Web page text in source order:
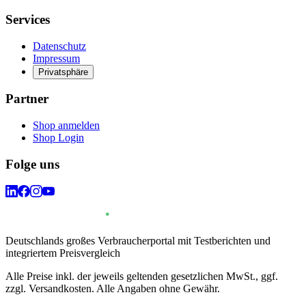
Services
Datenschutz
Impressum
Privatsphäre
Partner
Shop anmelden
Shop Login
Folge uns
Deutschlands großes Verbraucherportal mit Testberichten und
integriertem Preisvergleich
Alle Preise inkl. der jeweils geltenden gesetzlichen MwSt., ggf.
zzgl. Versandkosten. Alle Angaben ohne Gewähr.